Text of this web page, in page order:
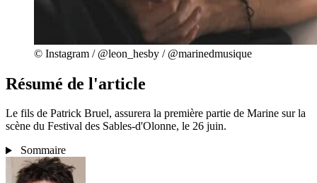
© Instagram / @leon_hesby / @marinedmusique
Résumé de l'article
Le fils de Patrick Bruel, assurera la première partie de Marine sur la
scène du Festival des Sables-d'Olonne, le 26 juin.
Sommaire